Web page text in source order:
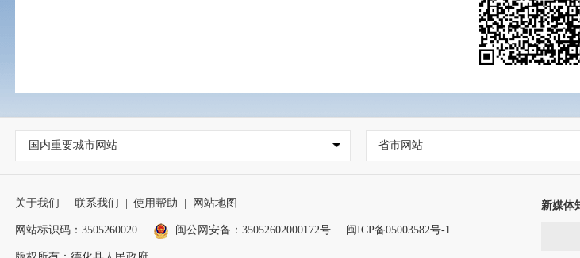
国内重要城市网站 省市网站
关于我们 联系我们 使用帮助 网站地图
网站标识码：3505260020 闽公网安备：35052602000172号 闽ICP备05003582号-1
新媒体